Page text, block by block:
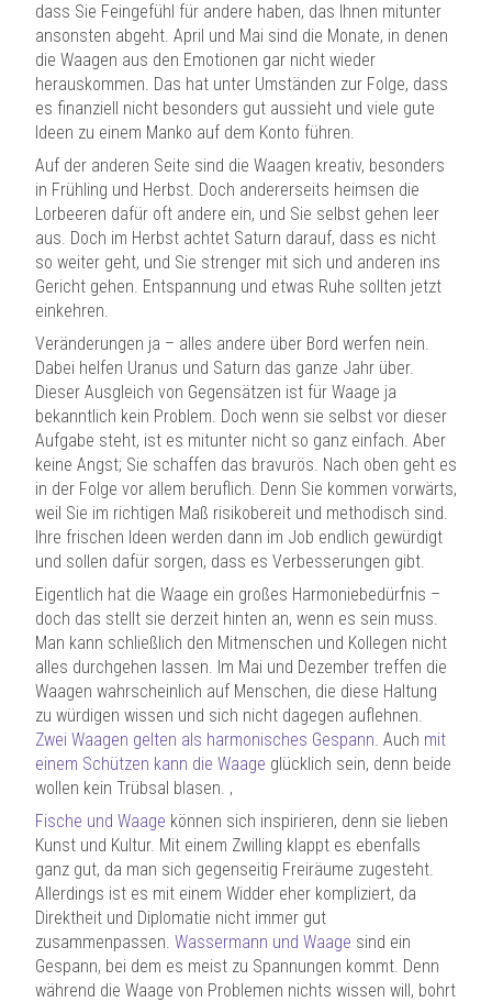
dass Sie Feingefühl für andere haben, das Ihnen mitunter
ansonsten abgeht. April und Mai sind die Monate, in denen
die Waagen aus den Emotionen gar nicht wieder
herauskommen. Das hat unter Umständen zur Folge, dass
es finanziell nicht besonders gut aussieht und viele gute
Ideen zu einem Manko auf dem Konto führen.
Auf der anderen Seite sind die Waagen kreativ, besonders
in Frühling und Herbst. Doch andererseits heimsen die
Lorbeeren dafür oft andere ein, und Sie selbst gehen leer
aus. Doch im Herbst achtet Saturn darauf, dass es nicht
so weiter geht, und Sie strenger mit sich und anderen ins
Gericht gehen. Entspannung und etwas Ruhe sollten jetzt
einkehren.
Veränderungen ja – alles andere über Bord werfen nein.
Dabei helfen Uranus und Saturn das ganze Jahr über.
Dieser Ausgleich von Gegensätzen ist für Waage ja
bekanntlich kein Problem. Doch wenn sie selbst vor dieser
Aufgabe steht, ist es mitunter nicht so ganz einfach. Aber
keine Angst; Sie schaffen das bravurös. Nach oben geht es
in der Folge vor allem beruflich. Denn Sie kommen vorwärts,
weil Sie im richtigen Maß risikobereit und methodisch sind.
Ihre frischen Ideen werden dann im Job endlich gewürdigt
und sollen dafür sorgen, dass es Verbesserungen gibt.
Eigentlich hat die Waage ein großes Harmoniebedürfnis –
doch das stellt sie derzeit hinten an, wenn es sein muss.
Man kann schließlich den Mitmenschen und Kollegen nicht
alles durchgehen lassen. Im Mai und Dezember treffen die
Waagen wahrscheinlich auf Menschen, die diese Haltung
zu würdigen wissen und sich nicht dagegen auflehnen.
Zwei Waagen gelten als harmonisches Gespann. Auch mit
einem Schützen kann die Waage glücklich sein, denn beide
wollen kein Trübsal blasen. ‚
Fische und Waage können sich inspirieren, denn sie lieben
Kunst und Kultur. Mit einem Zwilling klappt es ebenfalls
ganz gut, da man sich gegenseitig Freiräume zugesteht.
Allerdings ist es mit einem Widder eher kompliziert, da
Direktheit und Diplomatie nicht immer gut
zusammenpassen. Wassermann und Waage sind ein
Gespann, bei dem es meist zu Spannungen kommt. Denn
während die Waage von Problemen nichts wissen will, bohrt